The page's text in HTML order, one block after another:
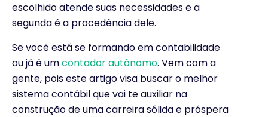
escolhido atende suas necessidades e a
segunda é a procedência dele.
Se você está se formando em contabilidade
ou já é umcontador autônomo. Vem com a
gente, pois este artigo visa buscar o melhor
sistema contábil que vai te auxiliar na
construção de uma carreira sólida e próspera